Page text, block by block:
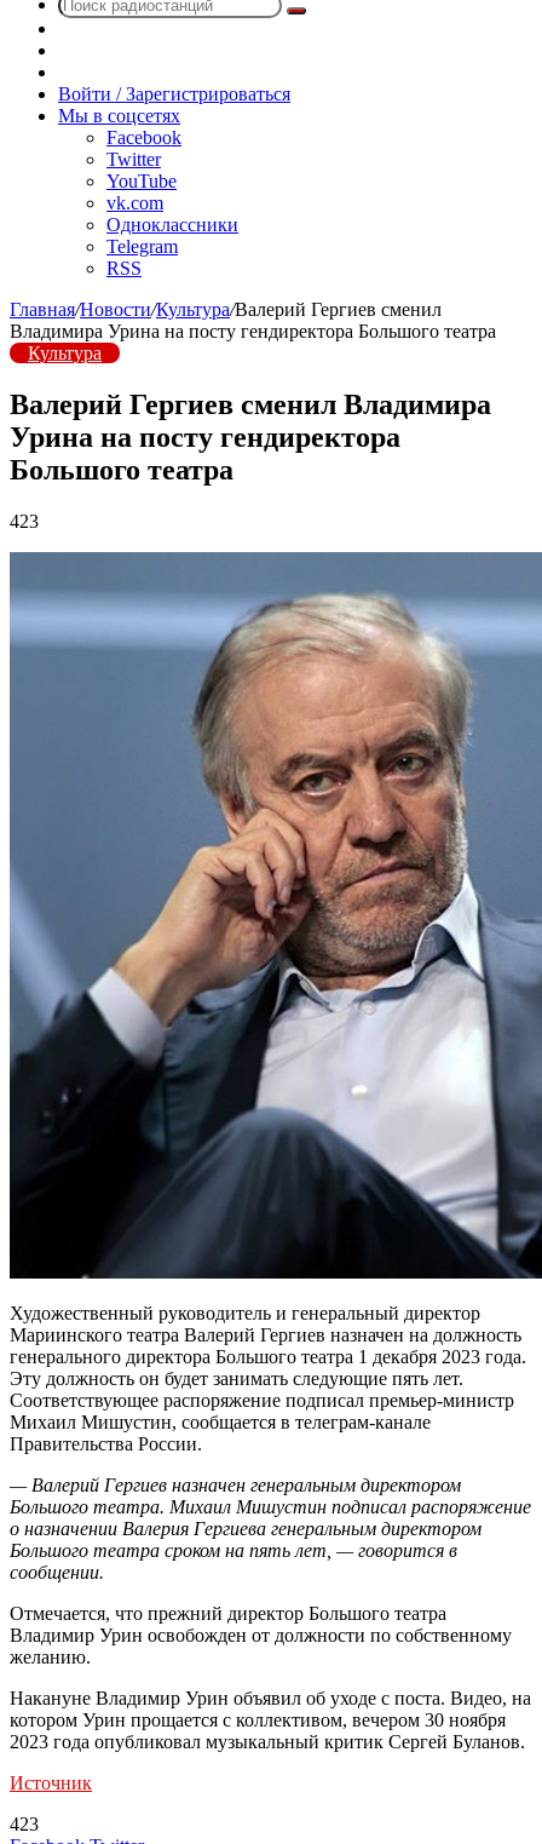
Поиск
радио
Войти / Зарегистрироваться
Мы в соцсетях
Facebook
Twitter
YouTube
vk.com
Одноклассники
Telegram
RSS
Главная/Новости/Культура/Валерий Гергиев сменил
Владимира Урина на посту гендиректора Большого театра
Культура
Валерий Гергиев сменил Владимира
Урина на посту гендиректора
Большого театра
423
Художественный руководитель и генеральный директор
Мариинского театра Валерий Гергиев назначен на должность
генерального директора Большого театра 1 декабря 2023 года.
Эту должность он будет занимать следующие пять лет.
Соответствующее распоряжение подписал премьер-министр
Михаил Мишустин, сообщается в телеграм-канале
Правительства России.
— Валерий Гергиев назначен генеральным директором
Большого театра. Михаил Мишустин подписал распоряжение
о назначении Валерия Гергиева генеральным директором
Большого театра сроком на пять лет, — говорится в
сообщении.
Отмечается, что прежний директор Большого театра
Владимир Урин освобожден от должности по собственному
желанию.
Накануне Владимир Урин объявил об уходе с поста. Видео, на
котором Урин прощается с коллективом, вечером 30 ноября
2023 года опубликовал музыкальный критик Сергей Буланов.
Источник
423